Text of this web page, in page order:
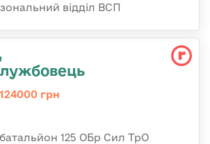
відділ ВСП
грн
125 ОБр Сил ТрО